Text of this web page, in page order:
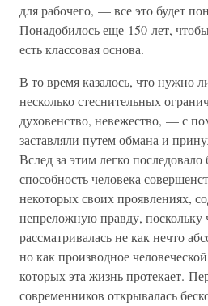
для рабочего, — все это будет
Понадобилось еще 150 лет,
есть классовая основа.
В то время казалось, что нужно
несколько стеснительных
духовенство, невежество, — с
заставляли путем обмана и
Вслед за этим легко
способность человека
некоторых своих проявлениях,
непреложную правду, поскольку
рассматривалась не как нечто
но как производное
которых эта жизнь протекает.
современников открывалась